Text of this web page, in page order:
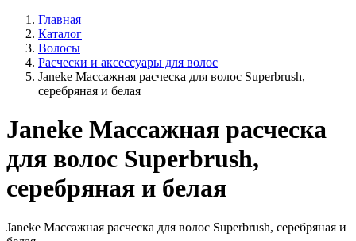
Главная
Каталог
Волосы
Расчески и аксессуары для волос
Janeke Массажная расческа для волос Superbrush,
серебряная и белая
Janeke Массажная расческа
для волос Superbrush,
серебряная и белая
Janeke Массажная расческа для волос Superbrush, серебряная и